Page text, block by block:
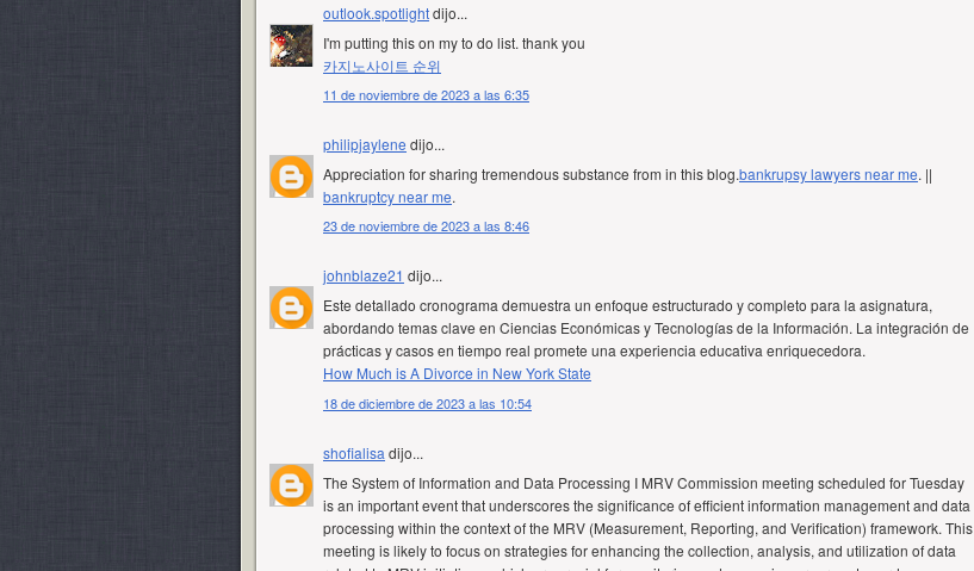
outlook.spotlightdijo...
I'm putting this on my to do list. thank you
카지노사이트 순위
11 de noviembre de 2023 a las 6:35
philipjaylene dijo...
Appreciation for sharing tremendous substance from in this blog.bankrupsy lawyers near me. ||
bankruptcy near me.
23 de noviembre de 2023 a las 8:46
johnblaze21 dijo...
Este detallado cronograma demuestra un enfoque estructurado y completo para la asignatura,
abordando temas clave en Ciencias Económicas y Tecnologías de la Información. La integración de
prácticas y casos en tiempo real promete una experiencia educativa enriquecedora.
How Much is A Divorce in New York State
18 de diciembre de 2023 a las 10:54
shofialisa dijo...
The System of Information and Data Processing I MRV Commission meeting scheduled for Tuesday
is an important event that underscores the significance of efficient information management and data
processing within the context of the MRV (Measurement, Reporting, and Verification) framework. This
meeting is likely to focus on strategies for enhancing the collection, analysis, and utilization of data